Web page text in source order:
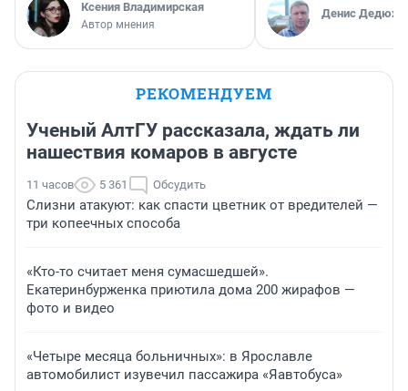
Ксения Владимирская
Автор мнения
Денис
РЕКОМЕНДУЕМ
Ученый АлтГУ рассказала, ждать ли
нашествия комаров в августе
11 часов 5 361 Обсудить
Слизни атакуют: как спасти цветник от вредителей —
три копеечных способа
«Кто-то считает меня сумасшедшей».
Екатеринбурженка приютила дома 200 жирафов —
фото и видео
«Четыре месяца больничных»: в Ярославле
автомобилист изувечил пассажира «Яавтобуса»